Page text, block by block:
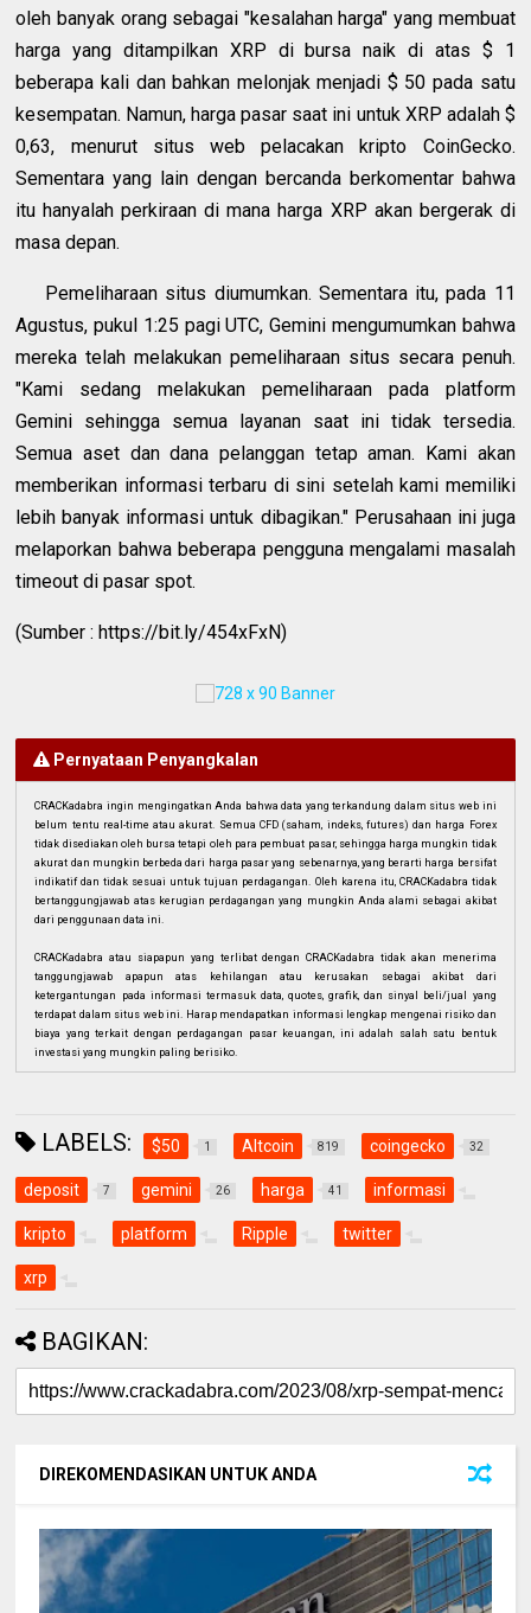
oleh banyak orang sebagai "kesalahan harga" yang membuat
harga yang ditampilkan XRP di bursa naik di atas $ 1
beberapa kali dan bahkan melonjak menjadi $ 50 pada satu
kesempatan. Namun, harga pasar saat ini untuk XRP adalah $
0,63, menurut situs web pelacakan kripto CoinGecko.
Sementara yang lain dengan bercanda berkomentar bahwa
itu hanyalah perkiraan di mana harga XRP akan bergerak di
masa depan.
Pemeliharaan situs diumumkan. Sementara itu, pada 11
Agustus, pukul 1:25 pagi UTC, Gemini mengumumkan bahwa
mereka telah melakukan pemeliharaan situs secara penuh.
"Kami sedang melakukan pemeliharaan pada platform
Gemini sehingga semua layanan saat ini tidak tersedia.
Semua aset dan dana pelanggan tetap aman. Kami akan
memberikan informasi terbaru di sini setelah kami memiliki
lebih banyak informasi untuk dibagikan." Perusahaan ini juga
melaporkan bahwa beberapa pengguna mengalami masalah
timeout di pasar spot.
(Sumber : https://bit.ly/454xFxN)
Pernyataan Penyangkalan
CRACKadabra ingin mengingatkan Anda bahwa data yang terkandung dalam situs web ini
belum tentu real-time atau akurat. Semua CFD (saham, indeks, futures) dan harga Forex
tidak disediakan oleh bursa tetapi oleh para pembuat pasar, sehingga harga mungkin tidak
akurat dan mungkin berbeda dari harga pasar yang sebenarnya, yang berarti harga bersifat
indikatif dan tidak sesuai untuk tujuan perdagangan. Oleh karena itu, CRACKadabra tidak
bertanggungjawab atas kerugian perdagangan yang mungkin Anda alami sebagai akibat
dari penggunaan data ini.
CRACKadabra atau siapapun yang terlibat dengan CRACKadabra tidak akan menerima
tanggungjawab apapun atas kehilangan atau kerusakan sebagai akibat dari
ketergantungan pada informasi termasuk data, quotes, grafik, dan sinyal beli/jual yang
terdapat dalam situs web ini. Harap mendapatkan informasi lengkap mengenai risiko dan
biaya yang terkait dengan perdagangan pasar keuangan, ini adalah salah satu bentuk
investasi yang mungkin paling berisiko.
LABELS: $50 1 Altcoin 819 coingecko 32
deposit 7 gemini 26 harga 41 informasi
kripto platform Ripple twitter
xrp
BAGIKAN:
DIREKOMENDASIKAN UNTUK ANDA